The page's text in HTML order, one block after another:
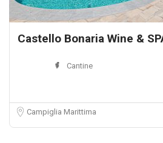
Castello Bonaria Wine &
Cantine
Campiglia Marittima